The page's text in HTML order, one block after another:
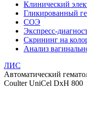
Клинический
Гликированный
СОЭ
Экспресс-
Скрининг на
Анализ
ЛИС
Автоматический
Coulter UniCel DxН 800